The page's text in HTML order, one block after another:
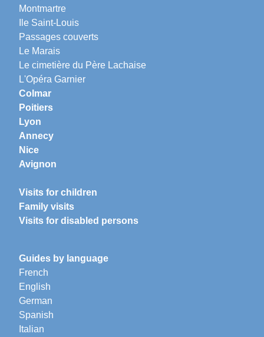
Montmartre
Ile Saint-Louis
Passages couverts
Le Marais
Le cimetière du Père Lachaise
L'Opéra Garnier
Colmar
Poitiers
Lyon
Annecy
Nice
Avignon
Visits for children
Family visits
Visits for disabled persons
Guides by language
French
English
German
Spanish
Italian